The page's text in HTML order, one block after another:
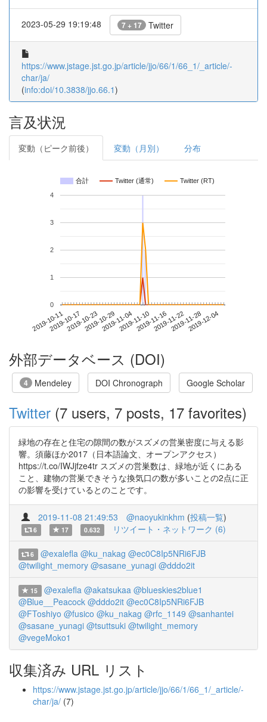
2023-05-29 19:19:48 7 + 17 Twitter
https://www.jstage.jst.go.jp/article/jjo/66/1/66_1/_article/-
char/ja/
(info:doi/10.3838/jjo.66.1)
言及状況
変動（ピーク前後） 変動（月別） 分布
合計 Twitter (通常) Twitter (RT)
2019-10-112019-10-172019-10-232019-10-292019-11-042019-11-102019-11-162019-11-222019-11-282019-12-04
0
1
2
3
4
外部データベース (DOI)
4 Mendeley DOI Chronograph Google Scholar
Twitter (7 users, 7 posts, 17 favorites)
緑地の存在と住宅の隙間の数がスズメの営巣密度に与える影
響。須藤ほか2017（日本語論文、オープンアクセス）
https://t.co/IWJjfze4tr スズメの営巣数は、緑地が近くにある
こと、建物の営巣できそうな換気口の数が多いことの2点に正
の影響を受けているとのことです。
2019-11-08 21:49:53 @naoyukinkhm (投稿一覧)
6 17 0.632 リツイート・ネットワーク (6)
6 @exalefla @ku_nakag @ec0C8Ip5NRi6FJB
@twilight_memory @sasane_yunagi @dddo2it
15 @exalefla @akatsukaa @blueskies2blue1
@Blue__Peacock @dddo2it @ec0C8Ip5NRi6FJB
@FToshiyo @fusico @ku_nakag @rfc_1149 @sanhantei
@sasane_yunagi @tsuttsuki @twilight_memory
@vegeMoko1
収集済み URL リスト
https://www.jstage.jst.go.jp/article/jjo/66/1/66_1/_article/-
char/ja/ (7)